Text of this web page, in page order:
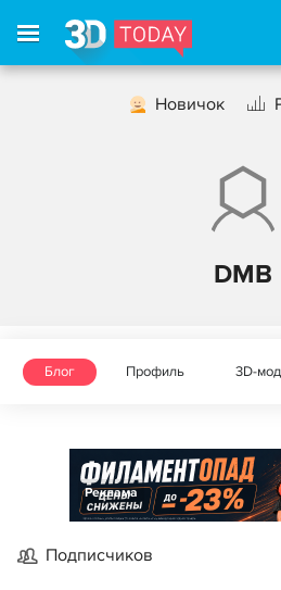
Новичок
DMB
Блог Профиль 3D-
Реклама
Подписчиков